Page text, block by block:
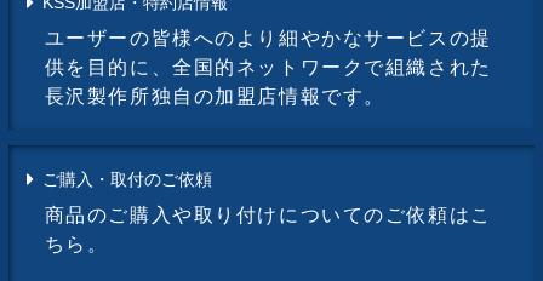
ユーザーの皆様へのより細やかなサービスの提
供を目的に、全国的ネットワークで組織された
長沢製作所独自の加盟店情報です。
ご購入・取付のご依頼
商品のご購入や取り付けについてのご依頼はこ
ちら。